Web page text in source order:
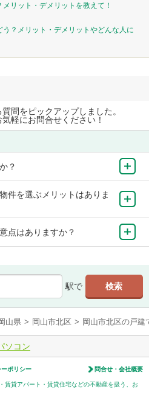
リット・デメリットを教えて！
？メリット・デメリットやどんな人に
問をピックアップしました。
軽にお問合せください！
？
件を選ぶメリットはありま
点はありますか？
駅で
山県 > 岡山市北区 > 岡山市北区の戸建
ソコン
ーポリシー 問合せ・会社概要
賃貸アパート・賃貸住宅などの不動産を扱う、お